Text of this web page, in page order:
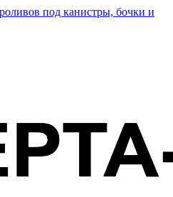
под канистры, бочки и